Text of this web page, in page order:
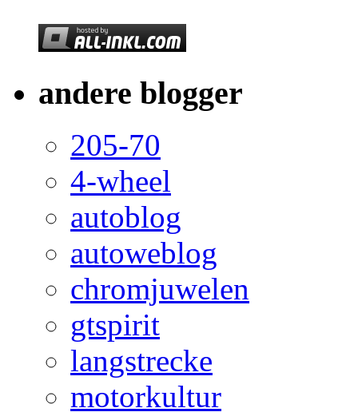
andere blogger
205-70
4-wheel
autoblog
autoweblog
chromjuwelen
gtspirit
langstrecke
motorkultur